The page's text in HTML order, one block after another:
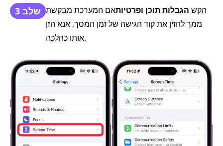
שלב 3 הקש הגבלות תוכן ופרטיותאם המערכת מבקשת
ממך להזין את קוד הגישה של זמן המסך, אנא הזן
אותו כהלכה.